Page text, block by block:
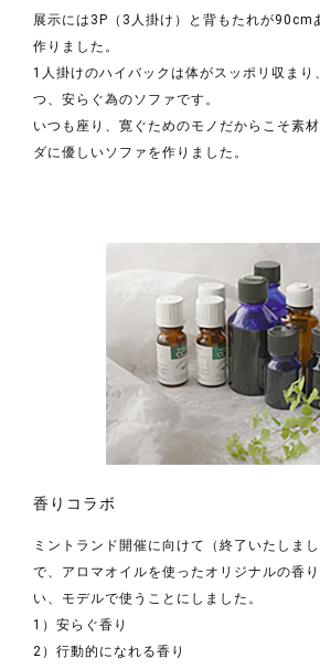
展示には3P（3人掛け）と背もたれが90cm
作りました。
1人掛けのハイバックは体がスッポリ収まり
つ、安らぐ為のソファです。
いつも座り、寛ぐためのモノだからこそ素
ダに優しいソファを作りました。
香りコラボ
ミントランド開催に向けて（終了いたしま
で、アロマオイルを使ったオリジナルの香
い、モデルで使うことにしました。
1）安らぐ香り
2）行動的になれる香り